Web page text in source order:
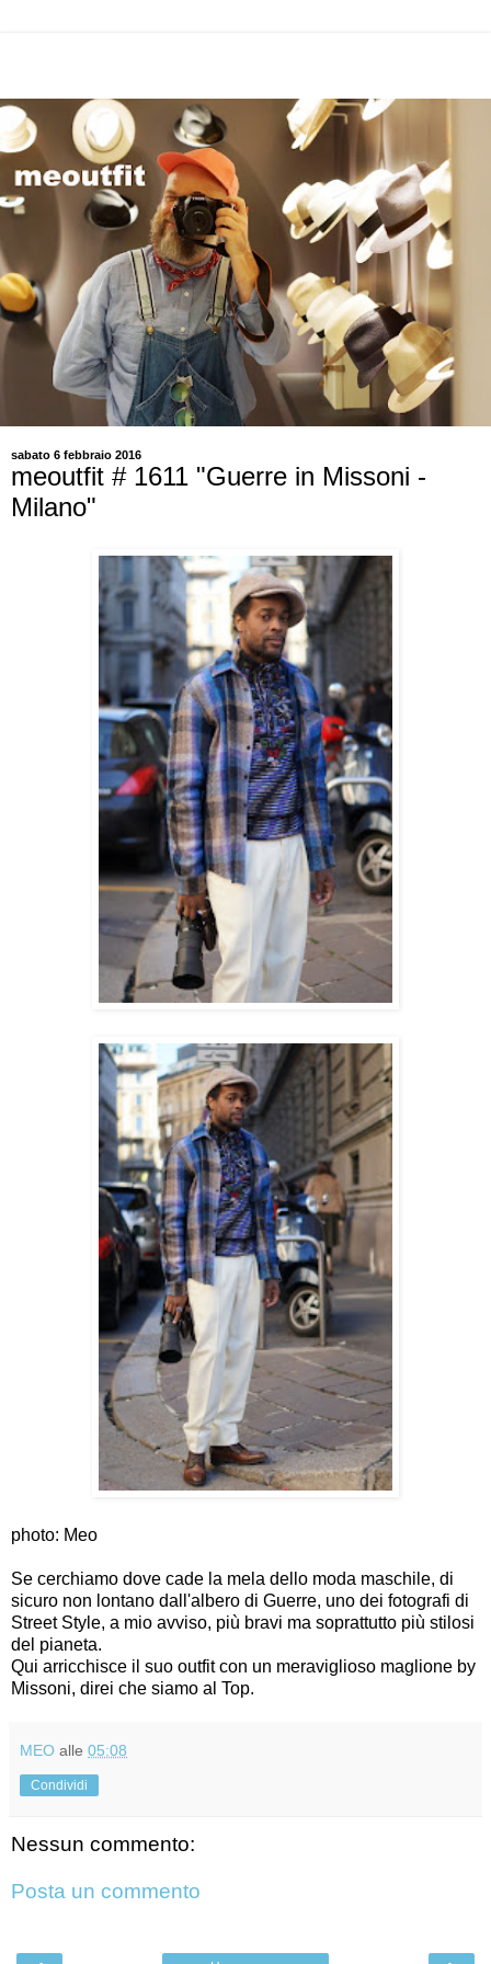
sabato 6 febbraio 2016
meoutfit # 1611 "Guerre in Missoni -
Milano"
photo: Meo
Se cerchiamo dove cade la mela dello moda maschile, di
sicuro non lontano dall'albero di Guerre, uno dei fotografi di
Street Style, a mio avviso, più bravi ma soprattutto più stilosi
del pianeta.
Qui arricchisce il suo outfit con un meraviglioso maglione by
Missoni, direi che siamo al Top.
MEO alle 05:08
Condividi
Nessun commento:
Posta un commento